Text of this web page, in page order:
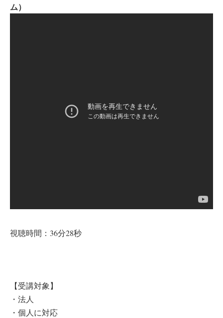
ム）
視聴時間：36分28秒
【受講対象】
・法人
・個人に対応